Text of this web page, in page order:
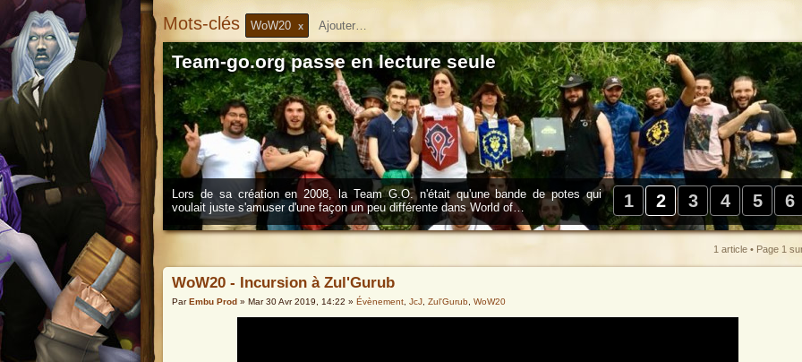
Mots-clés WoW20 x
Lors de sa création en 2008, la Team G.O. n'était qu'une bande de potes qui
voulait juste s'amuser d'une façon un peu différente dans World of…
Team-go.org passe en lecture seule
1 2 3 4 5 6
1 article • Page 1
WoW20 - Incursion à Zul'Gurub
ParEmbu Prod » Mar 30 Avr 2019, 14:22 » Évènement JcJ Zul'Gurub WoW20